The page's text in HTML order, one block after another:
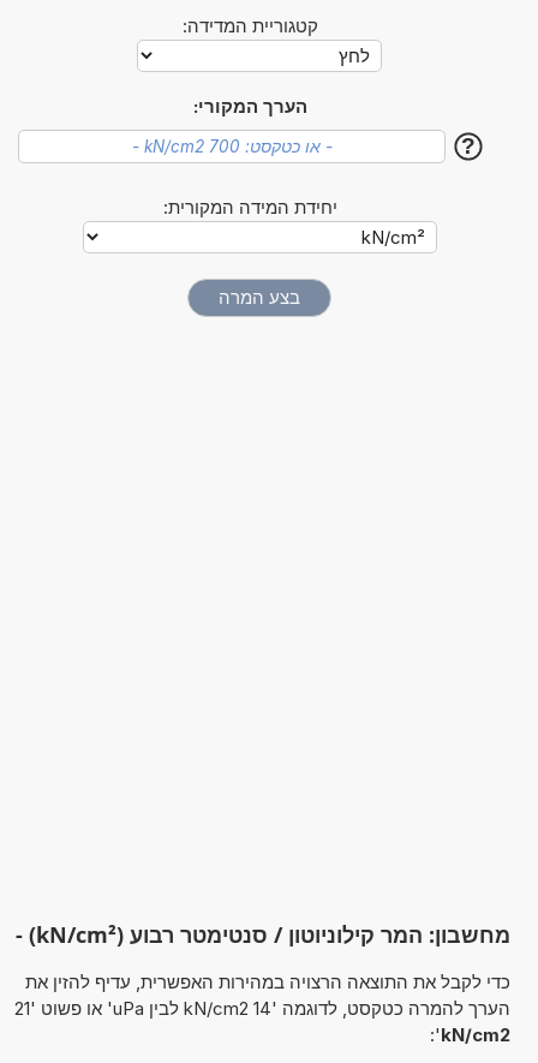
קטגוריית המדידה:
הערך המקורי:
?
יחידת המידה המקורית:
מחשבון: המר קילוניוטון / סנטימטר רבוע (kN/cm²) -
כדי לקבל את התוצאה הרצויה במהירות האפשרית, עדיף להזין את
הערך להמרה כטקסט, לדוגמה '14 kN/cm2 לבין uPa' או פשוט '21
kN/cm2
':